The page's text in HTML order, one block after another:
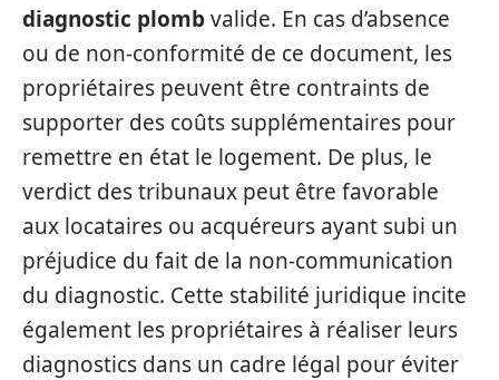
diagnostic plombvalide. En cas d’absence
ou de non-conformité de ce document, les
propriétaires peuvent être contraints de
supporter des coûts supplémentaires pour
remettre en état le logement. De plus, le
verdict des tribunaux peut être favorable
aux locataires ou acquéreurs ayant subi un
préjudice du fait de la non-communication
du diagnostic. Cette stabilité juridique incite
également les propriétaires à réaliser leurs
diagnostics dans un cadre légal pour éviter